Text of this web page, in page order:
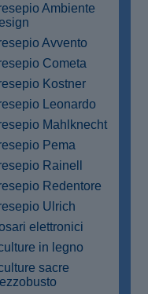
Ambiente
Avvento
Cometa
Kostner
Leonardo
Mahlknecht
Pema
Rainell
Redentore
Ulrich
elettronici
in legno
sacre